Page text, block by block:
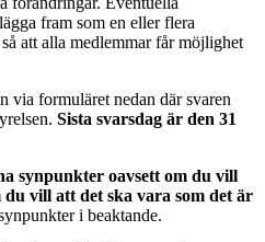
fram som en eller flera
att alla medlemmar får möjlighet
via formuläret nedan där svaren
Sista svarsdag är den 31
synpunkter oavsett om du vill
vill att det ska vara som det är
i beaktande.